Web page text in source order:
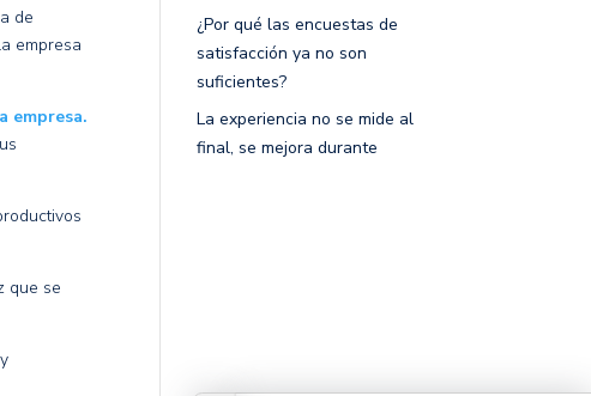
de
empresa
empresa.
que se
¿Por qué las encuestas de
satisfacción ya no son
suficientes?
La experiencia no se mide al
final, se mejora durante